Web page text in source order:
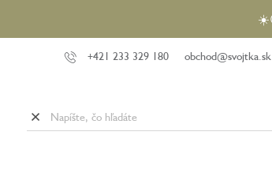
☀️😎
+421 233 329 180 obchod@svojtka.sk